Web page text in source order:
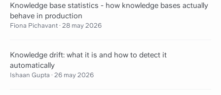
Knowledge base statistics - how knowledge bases actually
behave in production
Fiona Pichavant · 28 may 2026
Knowledge drift: what it is and how to detect it
automatically
Ishaan Gupta · 26 may 2026